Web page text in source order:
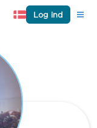
Log ind